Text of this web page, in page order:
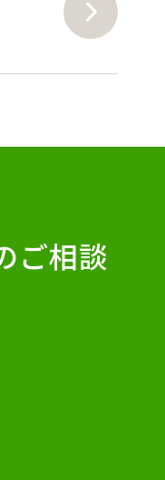
ご相談